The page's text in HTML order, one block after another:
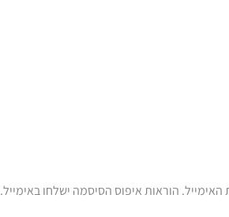
הוראות איפוס הסיסמה ישלחו באימייל.